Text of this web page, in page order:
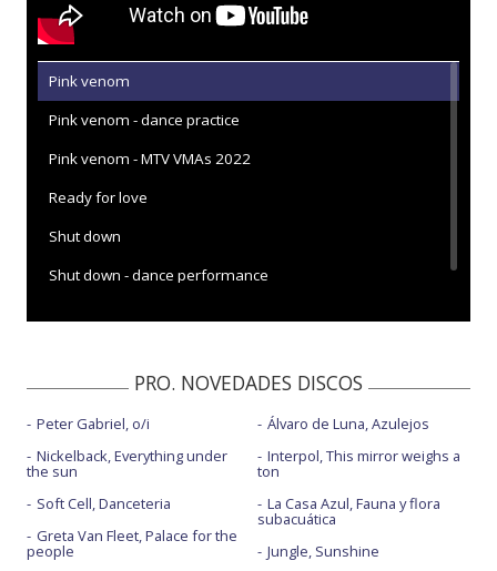
Pink venom
Pink venom - dance practice
Pink venom - MTV VMAs 2022
Ready for love
Shut down
Shut down - dance performance
PRO. NOVEDADES DISCOS
Peter Gabriel, o/i
Nickelback, Everything under
the sun
Soft Cell, Danceteria
Greta Van Fleet, Palace for the
people
Álvaro de Luna, Azulejos
Interpol, This mirror weighs a
ton
La Casa Azul, Fauna y flora
subacuática
Jungle, Sunshine